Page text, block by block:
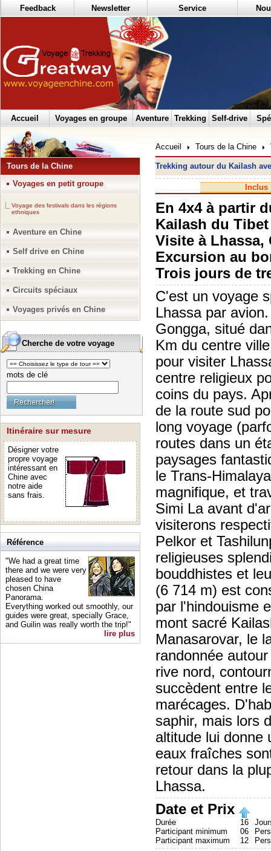
Feedback Newsletter Service
Accueil Voyages en groupe Aventure Trekking Self-drive
Tours de la Chine
Voyages en petit groupe
Voyage des festivals dans les régions
ethniques
Aventure en Chine
Self drive en Chine
Trekking en Chine
Circuits spéciaux
Voyages privés en Chine
Cherche de votre voyage
mots de clé
Itinéraire sur mesure
Désigner votre
propre voyage
intéressant en
Chine avec
notre aide
sans frais.
Référence
"We had a great time
there and we were very
pleased to have
chosen China
Panorama.
Everything worked out smoothly, our
guides were great, specially Grace,
and Guilin was really worth the trip!"
lire plus
Accueil Tours de la Chine
Trekking autour du Kailash
Inclus
En 4x4 à partir
Kailash du
Visite à Lhassa,
Excursion au
Trois jours de
C'est un voyage
Lhassa par
Gongga, situé
Km du centre
pour visiter
centre religieux
coins du pays.
de la route sud
long voyage
routes dans un
paysages
le Trans-
magnifique, et
Simi La avant
visiterons
Pelkor et
religieuses
bouddhistes et
(6 714 m) est
par l'hindouisme
mont sacré
Manasarovar, le
randonnée
rive nord,
succèdent entre
marécages.
saphir, mais lors
altitude lui donne
eaux fraîches
retour dans la
Lhassa.
Date et Prix
Durée 16
Participant minimum
06
Participant maximum
12